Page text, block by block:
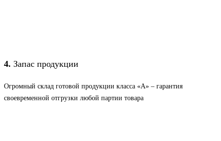
4. Запас продукции
Огромный склад готовой продукции класса «А» – гарантия
своевременной отгрузки любой партии товара